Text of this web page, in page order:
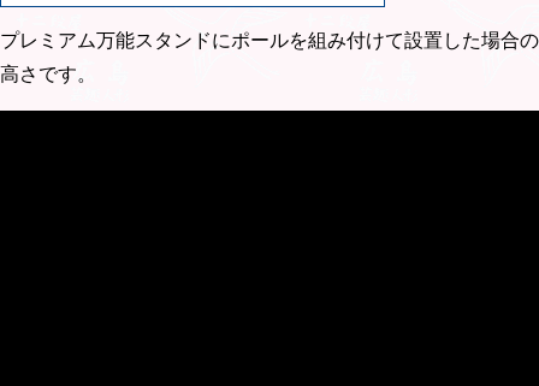
プレミアム万能スタンドにポールを組み付けて設置した場合の
高さです。